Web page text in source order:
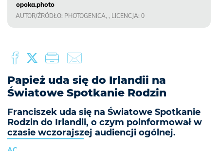
opoka.photo
AUTOR/ŹRÓDŁO: PHOTOGENICA, , LICENCJA: 0
Papież uda się do Irlandii na
Światowe Spotkanie Rodzin
Franciszek uda się na Światowe Spotkanie
Rodzin do Irlandii, o czym poinformował w
czasie wczorajszej audiencji ogólnej.